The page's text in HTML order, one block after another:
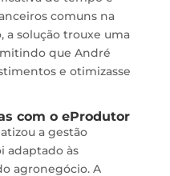
comuns na
a solução trouxe uma
que André
e otimizasse
com o eProdutor
a gestão
adaptado às
agronegócio. A